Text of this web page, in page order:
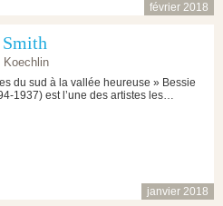
février 2018
Smith
Koechlin
du sud à la vallée heureuse » Bessie
1937) est l’une des artistes les…
janvier 2018